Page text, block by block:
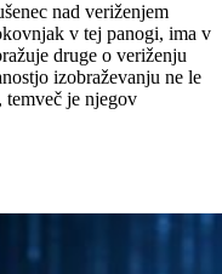
nad veriženjem
v tej panogi, ima v
druge o veriženju
izobraževanju ne le
temveč je njegov